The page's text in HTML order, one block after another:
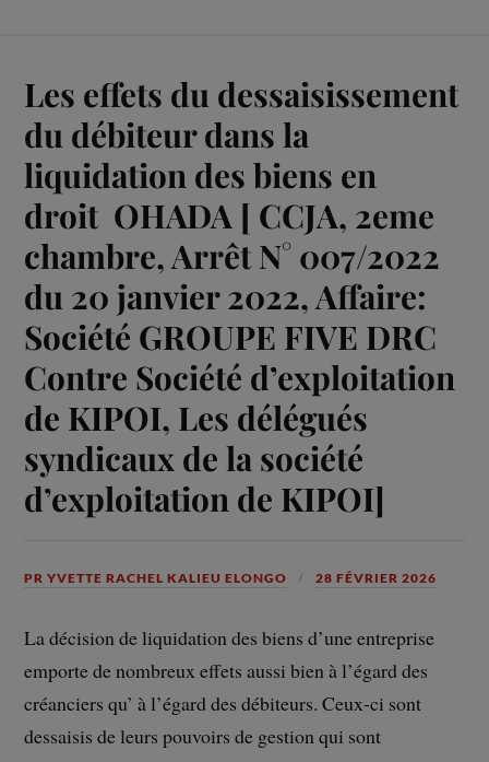
Les effets du dessaisissement
du débiteur dans la
liquidation des biens en
droit OHADA [ CCJA, 2eme
chambre, Arrêt N° 007/2022
du 20 janvier 2022, Affaire:
Société GROUPE FIVE DRC
Contre Société d’exploitation
de KIPOI, Les délégués
syndicaux de la société
d’exploitation de KIPOI]
PR YVETTE RACHEL KALIEU ELONGO 28 FÉVRIER 2026
La décision de liquidation des biens d’une entreprise
emporte de nombreux effets aussi bien à l’égard des
créanciers qu’ à l’égard des débiteurs. Ceux-ci sont
dessaisis de leurs pouvoirs de gestion qui sont